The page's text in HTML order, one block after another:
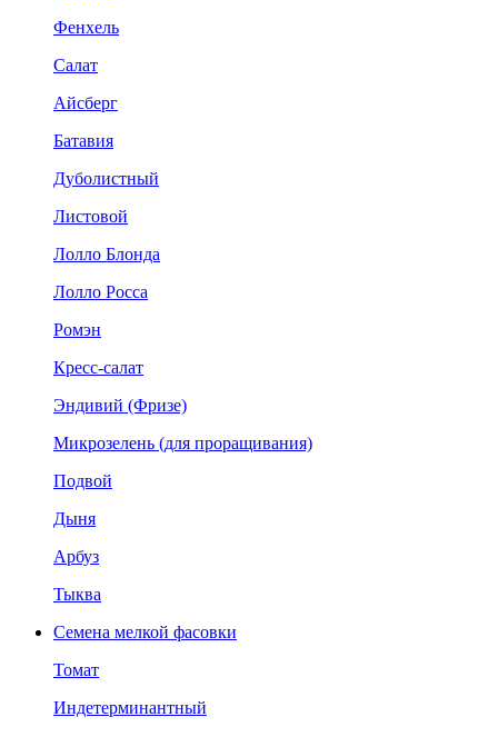
Фенхель
Салат
Айсберг
Батавия
Дуболистный
Листовой
Лолло Блонда
Лолло Росса
Ромэн
Кресс-салат
Эндивий (Фризе)
Микрозелень (для проращивания)
Подвой
Дыня
Арбуз
Тыква
Семена мелкой фасовки
Томат
Индетерминантный